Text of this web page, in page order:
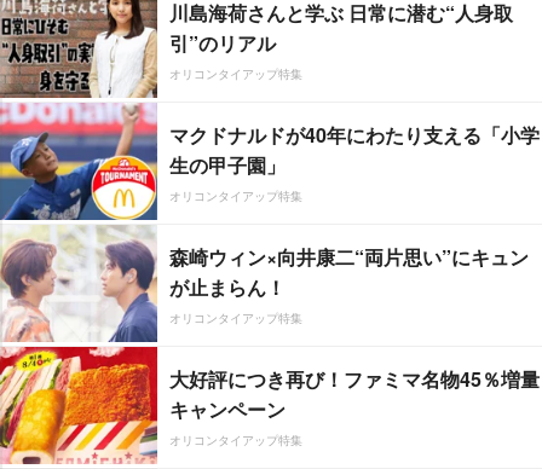
川島海荷さんと学ぶ 日常に潜む“人身取
引”のリアル
オリコンタイアップ特集
マクドナルドが40年にわたり支える「小学
生の甲子園」
オリコンタイアップ特集
森崎ウィン×向井康二“両片思い”にキュン
が止まらん！
オリコンタイアップ特集
大好評につき再び！ファミマ名物45％増量
キャンペーン
オリコンタイアップ特集